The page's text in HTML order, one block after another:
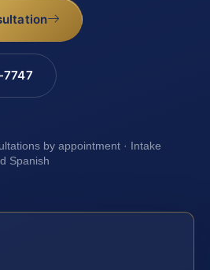
by appointment · Intake
Spanish